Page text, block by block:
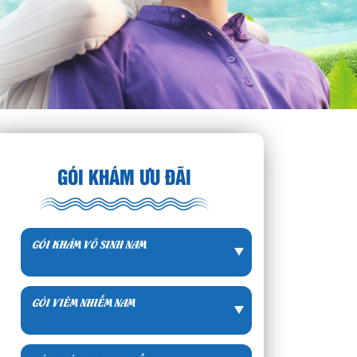
GÓI KHÁM ƯU ĐÃI
GÓI KHÁM VÔ SINH NAM
GÓI VIÊM NHIỄM NAM